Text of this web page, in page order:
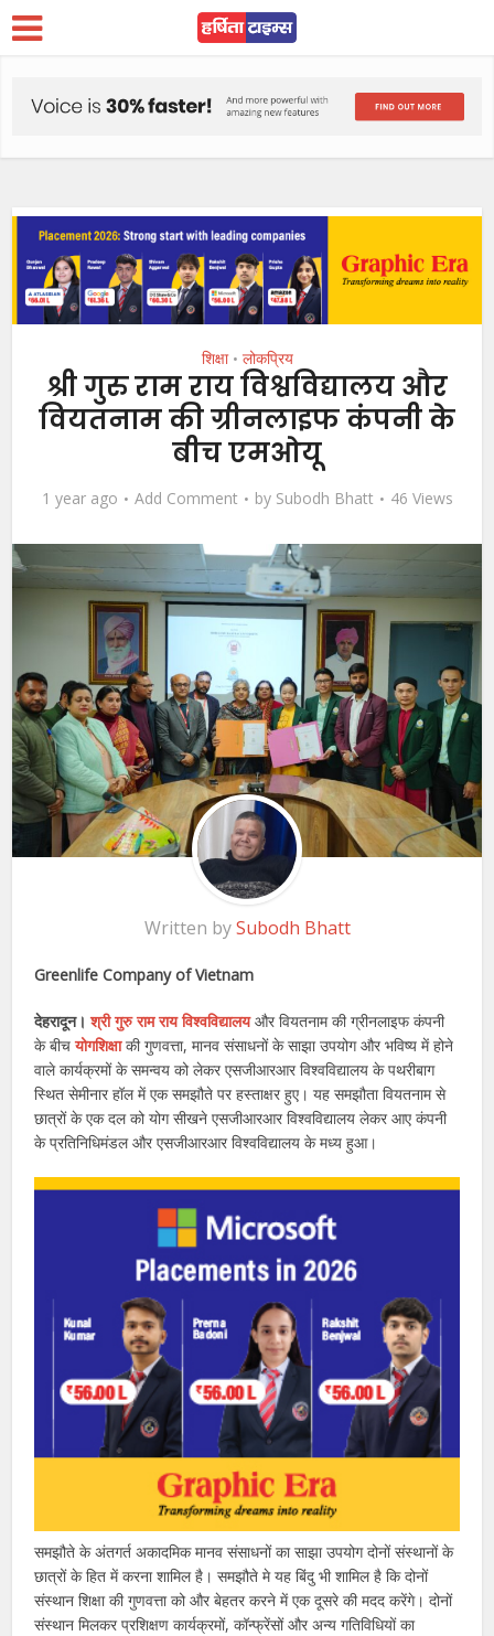
शिक्षा • लोकप्रिय
श्री गुरु राम राय विश्वविद्यालय और
वियतनाम की ग्रीनलाइफ कंपनी के
बीच एमओयू
1 year ago Add Comment by Subodh Bhatt 46 Views
Written bySubodh Bhatt
Greenlife Company of Vietnam
देहरादून। श्री गुरु राम राय विश्वविद्यालयऔर वियतनाम की ग्रीनलाइफ कंपनी
के बीचयोगशिक्षाकी गुणवत्ता, मानव संसाधनों के साझा उपयोग और भविष्य में होने
वाले कार्यक्रमों के समन्वय को लेकर एसजीआरआर विश्वविद्यालय के पथरीबाग
स्थित सेमीनार हॉल में एक समझौते पर हस्ताक्षर हुए। यह समझौता वियतनाम से
छात्रों के एक दल को योग सीखने एसजीआरआर विश्वविद्यालय लेकर आए कंपनी
के प्रतिनिधिमंडल और एसजीआरआर विश्वविद्यालय के मध्य हुआ।
समझौते के अंतगर्त अकादमिक मानव संसाधनों का साझा उपयोग दोनों संस्थानों के
छात्रों के हित में करना शामिल है। समझौते मे यह बिंदु भी शामिल है कि दोनों
संस्थान शिक्षा की गुणवत्ता को और बेहतर करने में एक दूसरे की मदद करेंगे। दोनों
संस्थान मिलकर प्रशिक्षण कार्यक्रमों, कॉन्फ्रेंसों और अन्य गतिविधियों का